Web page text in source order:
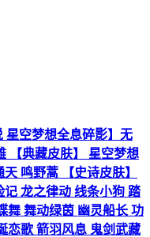
星空梦想全息碎影】无
【典藏皮肤】 星空梦想
鸣野蒿 【史诗皮肤】
龙之律动 线条小狗 踏
舞 舞动绿茵 幽灵船长 功
恋歌 箭羽风息 鬼剑武藏